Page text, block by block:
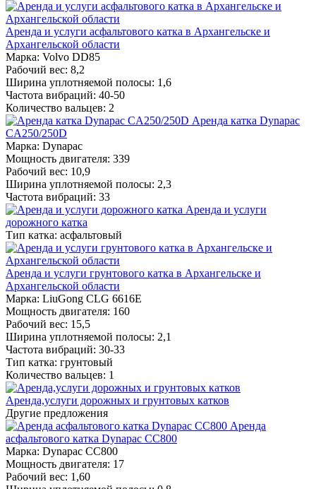
Аренда и услуги асфальтового катка в Архангельске и
Архангельской области
Марка: Volvo DD85
Рабочий вес: 8,2
Ширина уплотняемой полосы: 1,6
Частота вибраций: 40-50
Количество вальцев: 2
Аренда катка Dynapac
CA250/250D
Марка: Dynapac
Мощность двигателя: 339
Рабочий вес: 10,9
Ширина уплотняемой полосы: 2,3
Частота вибраций: 33
Аренда и услуги
дорожного катка
Тип катка: асфальтовый
Аренда и услуги грунтового катка в Архангельске и
Архангельской области
Марка: LiuGong CLG 6616E
Мощность двигателя: 160
Рабочий вес: 15,5
Ширина уплотняемой полосы: 2,1
Частота вибраций: 30-33
Тип катка: грунтовый
Количество вальцев: 1
Аренда,услуги дорожных и грунтовых катков
Другие предложения
Аренда
асфальтового катка Dynapac CС800
Марка: Dynapac CС800
Мощность двигателя: 17
Рабочий вес: 1,60